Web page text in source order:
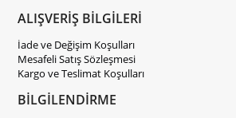
ALIŞVERİŞ BİLGİLERİ
İade ve Değişim Koşulları
Mesafeli Satış Sözleşmesi
Kargo ve Teslimat Koşulları
BİLGİLENDİRME